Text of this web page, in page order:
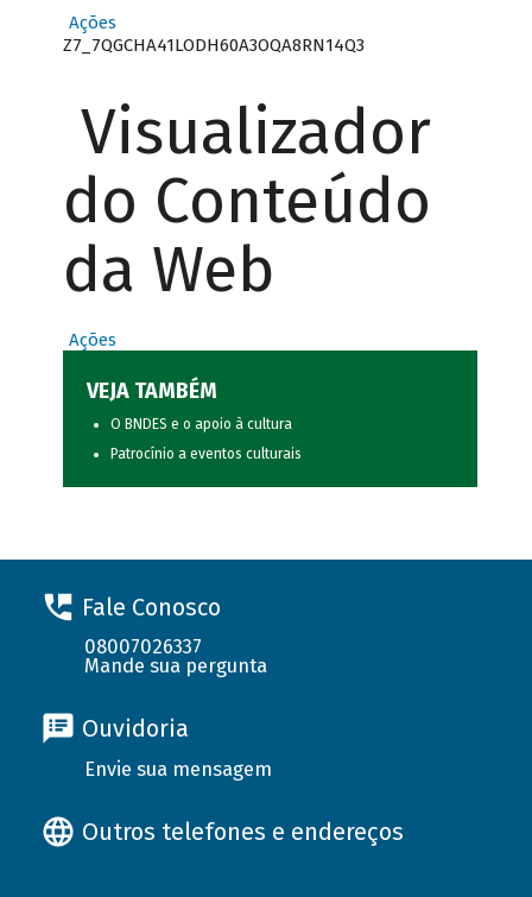
Ações
Z7_7QGCHA41LODH60A3OQA8RN14Q3
Visualizador
do Conteúdo
da Web
Ações
VEJA TAMBÉM
O BNDES e o apoio à cultura
Patrocínio a eventos culturais
Fale Conosco
08007026337
Mande sua pergunta
Ouvidoria
Envie sua mensagem
Outros telefones e endereços